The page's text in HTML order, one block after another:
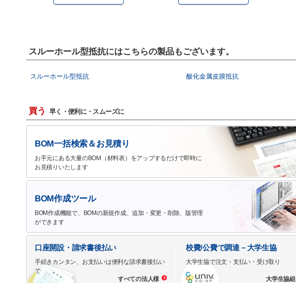
スルーホール型抵抗にはこちらの製品もございます。
スルーホール型抵抗 酸化金属皮膜抵抗
買う 早く・便利に・スムーズに
BOM一括検索＆お見積り
お手元にある大量のBOM（材料表）をアップするだけで即時に
お見積りいたします
BOM作成ツール
BOM作成機能で、BOMの新規作成、追加・変更・削除、版管理
ができます
口座開設・請求書後払い
手続きカンタン、お支払いは便利な請求書後払い
で
すべての法人様
校費/公費で調達－大学生協
大学生協で注文・支払い・受け取り
大学生協